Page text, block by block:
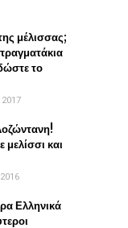
μέλισσας;
το
και
Ελληνικά